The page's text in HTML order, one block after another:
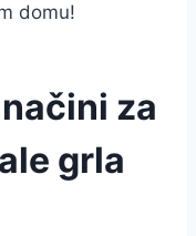
domu!
za
grla